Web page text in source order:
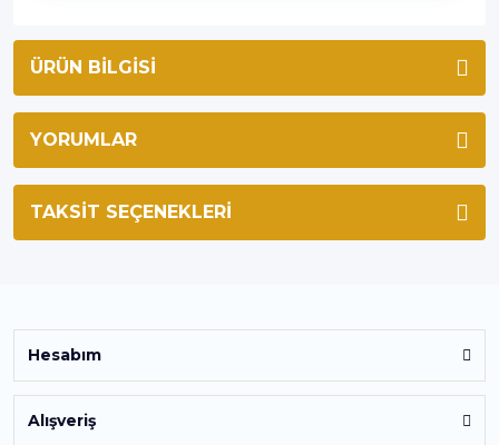
ÜRÜN BILGISI
YORUMLAR
TAKSIT SEÇENEKLERI
Hesabım
Alışveriş